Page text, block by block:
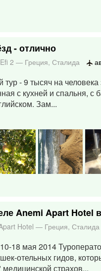
- отлично
2 — Греция, Сталида
тур - 9 тысяч на
с кухней и спальня,
Зам...
Anemi Apart Hotel
Hotel — Греция, Сталида
18 мая 2014
отельных гидов,
страхов...